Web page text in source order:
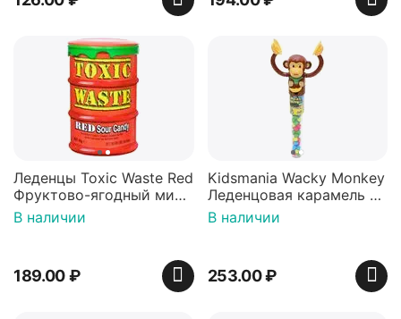
Леденцы Toxic Waste Red
Фруктово-ягодный микс
Красная банка 42 г,
Пакистан
В наличии
189.00₽
Kidsmania Wacky Monkey
Леденцовая карамель с
игрушкой Ваки Манки
12г, Китай
В наличии
253.00₽